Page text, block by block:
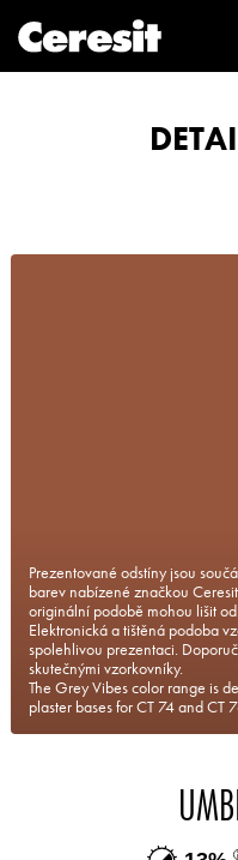
Prezentované odstíny jsou
barev nabízené značkou
originální podobě mohou lišit
Elektronická a tištěná podoba
spolehlivou prezentaci.
skutečnými vzorkovníky.
The Grey Vibes color range is
plaster bases for CT 74 and CT